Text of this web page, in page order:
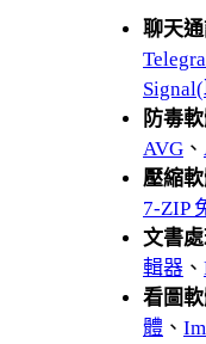
聊天通
防毒軟
AVG 、
壓縮軟
7-ZIP
文書處
輯器 、
看圖軟
體 、